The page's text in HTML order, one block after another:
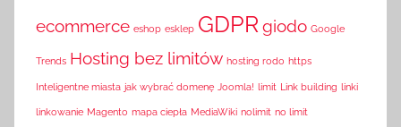
ecommerce eshop esklep GDPRgiodo Google
Trends Hosting bez limitów hosting rodo https
Inteligentne miasta jak wybrać domenę Joomla! limit Link building linki
linkowanie Magento mapa ciepła MediaWiki nolimit no limit